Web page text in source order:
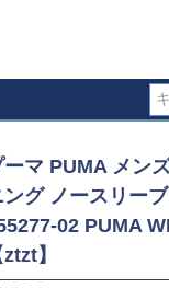
ーマ PUMA メン
ング ノースリー
02 PUMA
ztzt】